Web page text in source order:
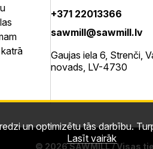
+371 22013366
sawmill@sawmill.lv
Gaujas iela 6, Strenči,
novads, LV-4730
© 2026 SAWMILL / Visas
un optimizētu tās darbību.
Lasīt vairāk